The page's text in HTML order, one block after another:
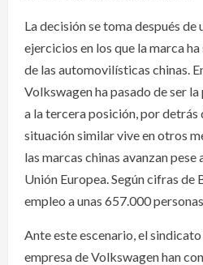
La decisión se toma después de
ejercicios en los que la marca
de las automovilísticas chinas.
Volkswagen ha pasado de ser
a la tercera posición, por detrás
situación similar vive en otros
las marcas chinas avanzan pese
Unión Europea. Según cifras
empleo a unas 657.000
Ante este escenario, el
empresa de Volkswagen han